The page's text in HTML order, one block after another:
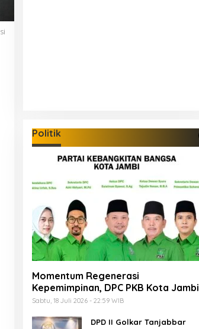
Politik
Momentum Regenerasi
Kepemimpinan, DPC PKB Kota Jambi
Siap Sukseskan Harlah PKB ke-28
Sabtu, 18 Juli 2026 - 22:59 WIB
DPD II Golkar Tanjabbar